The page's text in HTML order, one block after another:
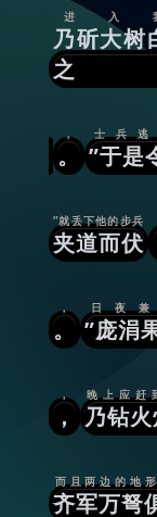
乃斫大树
进入
。
，
”于是
士兵
夹道而伏
”就丢下他的步兵
。
，
”庞涓
日夜
，
，
乃钻
晚上应赶
齐军万弩
而且两边的地